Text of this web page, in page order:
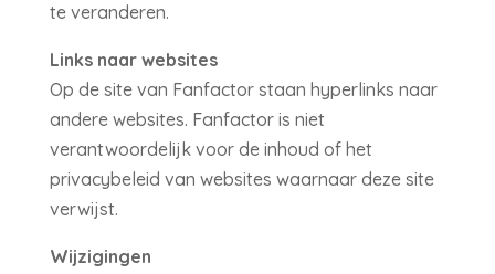
te veranderen.
Links naar websites
Op de site van Fanfactor staan hyperlinks naar
andere websites. Fanfactor is niet
verantwoordelijk voor de inhoud of het
privacybeleid van websites waarnaar deze site
verwijst.
Wijzigingen